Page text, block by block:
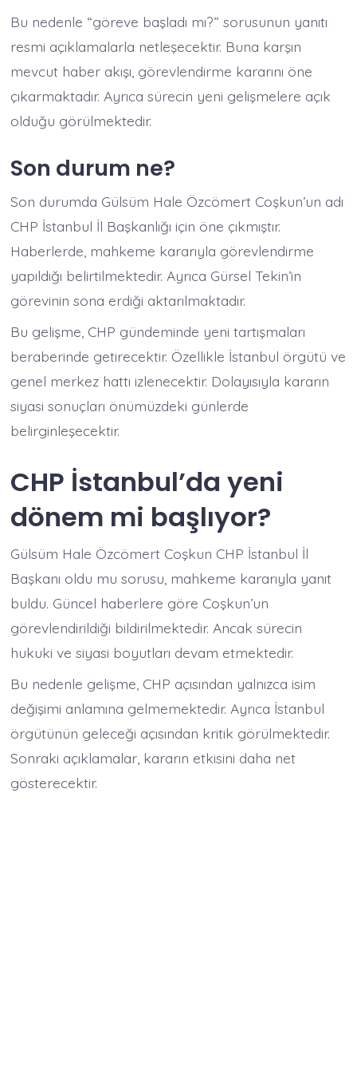
Bu nedenle “göreve başladı mı?” sorusunun yanıtı
resmi açıklamalarla netleşecektir. Buna karşın
mevcut haber akışı, görevlendirme kararını öne
çıkarmaktadır. Ayrıca sürecin yeni gelişmelere açık
olduğu görülmektedir.
Son durum ne?
Son durumda Gülsüm Hale Özcömert Coşkun’un adı
CHP İstanbul İl Başkanlığı için öne çıkmıştır.
Haberlerde, mahkeme kararıyla görevlendirme
yapıldığı belirtilmektedir. Ayrıca Gürsel Tekin’in
görevinin sona erdiği aktarılmaktadır.
Bu gelişme, CHP gündeminde yeni tartışmaları
beraberinde getirecektir. Özellikle İstanbul örgütü ve
genel merkez hattı izlenecektir. Dolayısıyla kararın
siyasi sonuçları önümüzdeki günlerde
belirginleşecektir.
CHP İstanbul’da yeni
dönem mi başlıyor?
Gülsüm Hale Özcömert Coşkun CHP İstanbul İl
Başkanı oldu mu sorusu, mahkeme kararıyla yanıt
buldu. Güncel haberlere göre Coşkun’un
görevlendirildiği bildirilmektedir. Ancak sürecin
hukuki ve siyasi boyutları devam etmektedir.
Bu nedenle gelişme, CHP açısından yalnızca isim
değişimi anlamına gelmemektedir. Ayrıca İstanbul
örgütünün geleceği açısından kritik görülmektedir.
Sonraki açıklamalar, kararın etkisini daha net
gösterecektir.